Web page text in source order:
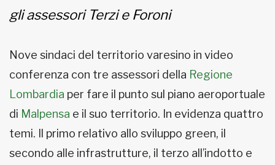
gli assessori Terzi e Foroni
Nove sindaci del territorio varesino in video
conferenza con tre assessori della Regione
Lombardia per fare il punto sul piano aeroportuale
di Malpensa e il suo territorio. In evidenza quattro
temi. Il primo relativo allo sviluppo green, il
secondo alle infrastrutture, il terzo all’indotto e